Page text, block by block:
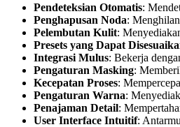
Pendeteksian Otomatis:
Penghapusan Noda:
Pelembutan Kulit:
Presets yang Dapat
Integrasi Mulus: Bekerja
Pengaturan Masking:
Kecepatan Proses:
Pengaturan Warna:
Penajaman Detail:
User Interface Intuitif: